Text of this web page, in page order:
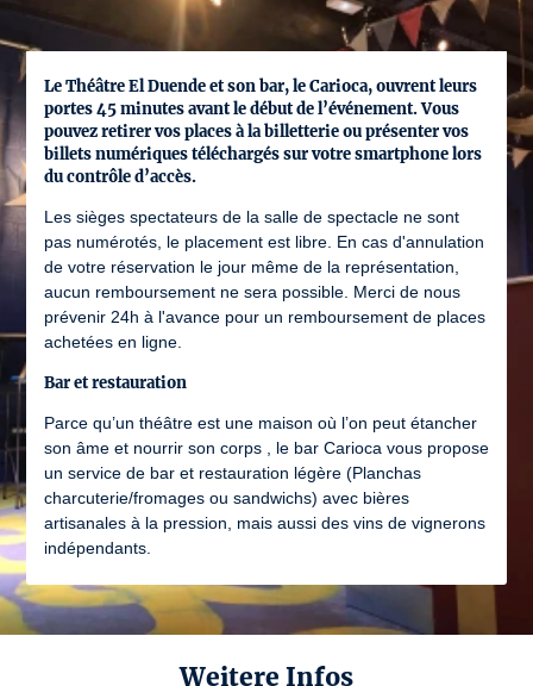
Le Théâtre El Duende et son bar, le Carioca, ouvrent leurs
portes 45 minutes avant le début de l’événement. Vous
pouvez retirer vos places à la billetterie ou présenter vos
billets numériques téléchargés sur votre smartphone lors
du contrôle d’accès.
Les sièges spectateurs de la salle de spectacle ne sont
pas numérotés, le placement est libre. En cas d'annulation
de votre réservation le jour même de la représentation,
aucun remboursement ne sera possible. Merci de nous
prévenir 24h à l'avance pour un remboursement de places
achetées en ligne.
Bar et restauration
Parce qu’un théâtre est une maison où l’on peut étancher
son âme et nourrir son corps , le bar Carioca vous propose
un service de bar et restauration légère (Planchas
charcuterie/fromages ou sandwichs) avec bières
artisanales à la pression, mais aussi des vins de vignerons
indépendants.
Weitere Infos